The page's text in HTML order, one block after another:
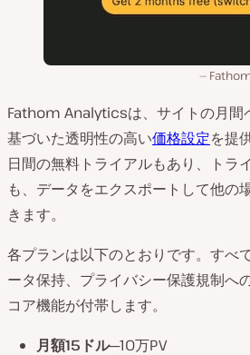
Fathom Analyticsは、サイトの月間
基づいた透明性の高い価格設定を提
日間の無料トライアルもあり、トラ
も、データをエクスポートして他の
きます。
各プランは以下のとおりです。すべ
ータ保持、プライバシー保護規制へ
コア機能が付帯します。
月額15ドル─10万PV